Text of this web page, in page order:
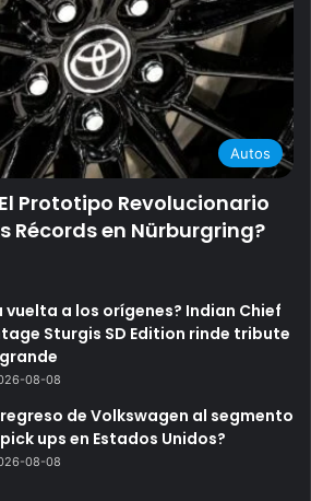
Autos
Prototipo Revolucionario
Récords en Nürburgring?
vuelta a los orígenes? Indian Chief
Sturgis SD Edition rinde tribute
08-08
regreso de Volkswagen al segmento
ups en Estados Unidos?
08-08